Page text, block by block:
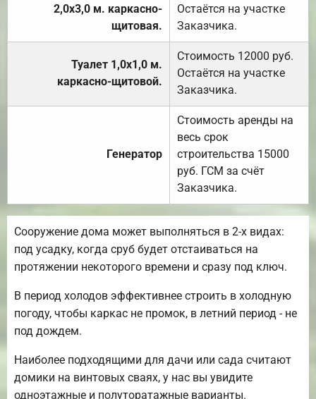
2,0х3,0 м. каркасно-
щитовая.
Остаётся на участке
Заказчика.
Туалет 1,0х1,0 м.
каркасно-щитовой.
Стоимость 12000 руб.
Остаётся на участке
Заказчика.
Генератор
Стоимость аренды на
весь срок
строительства 15000
руб. ГСМ за счёт
Заказчика.
Сооружение дома может выполняться в 2-х видах:
под усадку, когда сруб будет отстаиваться на
протяжении некоторого времени и сразу под ключ.
В период холодов эффективнее строить в холодную
погоду, чтобы каркас не промок, в летний период - не
под дождем.
Наиболее подходящими для дачи или сада считают
домики на винтовых сваях, у нас вы увидите
одноэтажные и полуторатажные варианты.